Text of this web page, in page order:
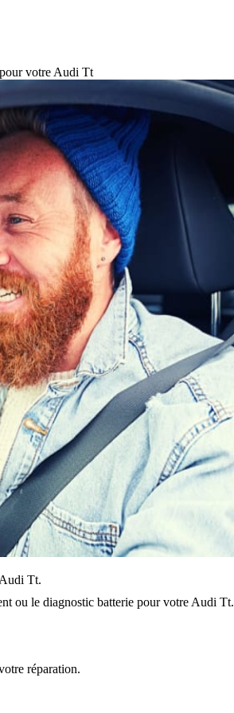
votre Audi Tt
Tt.
ou le diagnostic batterie pour votre Audi Tt.
réparation.